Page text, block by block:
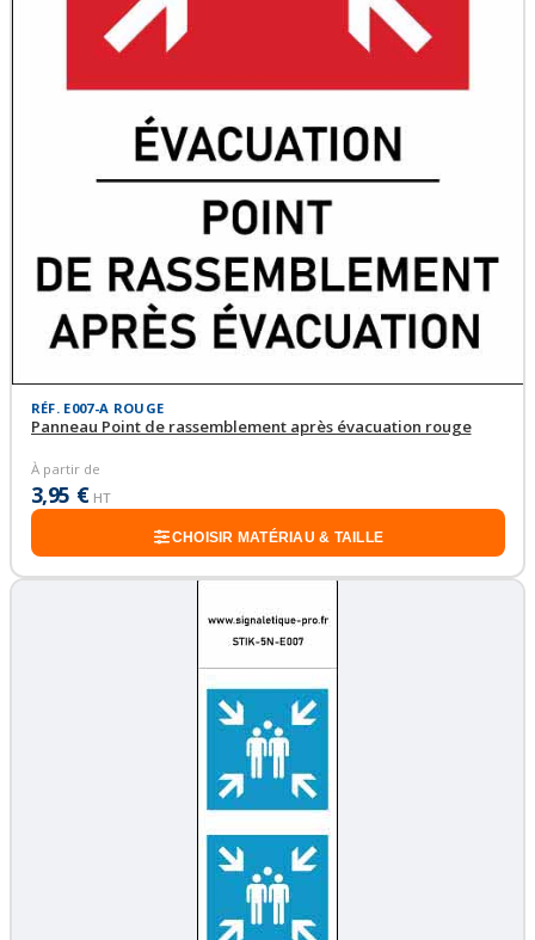
RÉF. E007-A ROUGE
Panneau Point de rassemblement après évacuation rouge
À partir de
3,95 € HT
CHOISIR MATÉRIAU & TAILLE